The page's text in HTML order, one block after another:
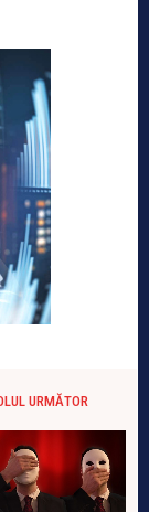
URMĂTOR